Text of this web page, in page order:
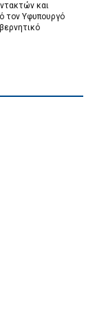
και
τον Υφυπουργό